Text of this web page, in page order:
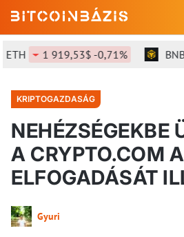
1 919,53$ -0,71% BNB
KRIPTOGAZDASÁG
NEHÉZSÉGEKBE
A CRYPTO.COM
ELFOGADÁSÁT
Gyuri